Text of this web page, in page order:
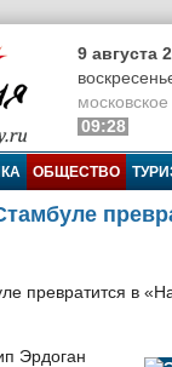
9 августа
09:28
ОБЩЕСТВО
Эрдоган